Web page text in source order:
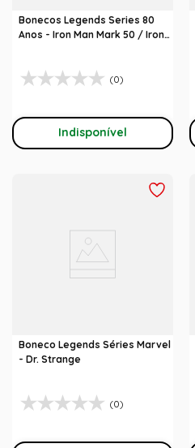
Bonecos Legends Series 80
Anos - Iron Man Mark 50 / Iron
(0)
Indisponível
Boneco Legends Séries Marvel
- Dr. Strange
(0)